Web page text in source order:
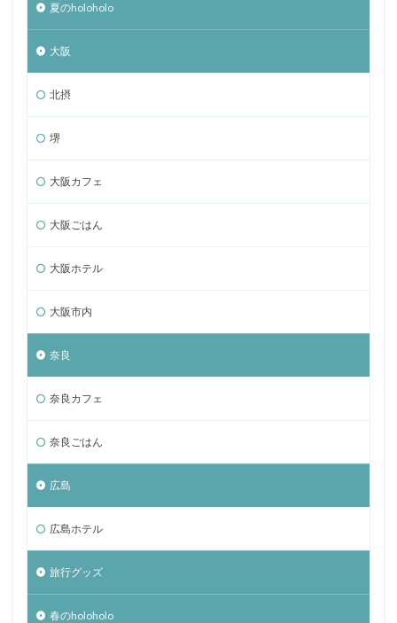
夏のholoholo
大阪
北摂
堺
大阪カフェ
大阪ごはん
大阪ホテル
大阪市内
奈良
奈良カフェ
奈良ごはん
広島
広島ホテル
旅行グッズ
春のholoholo